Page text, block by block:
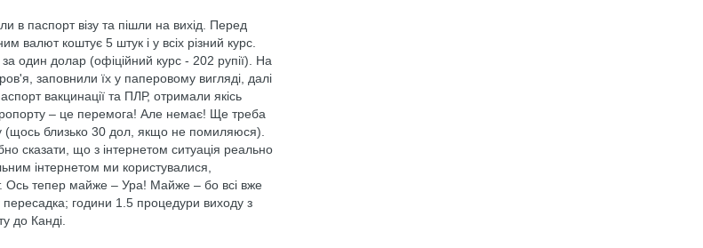
в паспорт візу та пішли на вихід. Перед
валют коштує 5 штук і у всіх різний курс.
один долар (офіційний курс - 202 рупії). На
заповнили їх у паперовому вигляді, далі
вакцинації та ПЛР, отримали якісь
– це перемога! Але немає! Ще треба
(щось близько 30 дол, якщо не помиляюся).
сказати, що з інтернетом ситуація реально
інтернетом ми користувалися,
Ось тепер майже – Ура! Майже – бо всі вже
години 1.5 процедури виходу з
до Канді.